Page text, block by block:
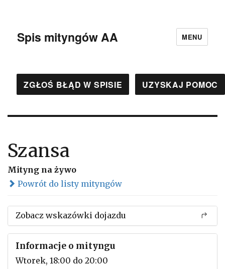
Spis mityngów AA MENU
ZGŁOŚ BŁĄD W SPISIE UZYSKAJ POMOC
Szansa
Mityng na żywo
Powrót do listy mityngów
Zobacz wskazówki dojazdu
Informacje o mityngu
Wtorek, 18:00 do 20:00